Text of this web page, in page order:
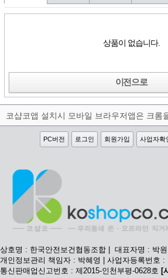
상품이 없습니다.
이전으로
PC버전 로그인 회원가입 사업자확
상호명 : 한국안전보건협동조합 | 대표자명 : 박
개인정보관리 책임자 : 박혜영 | 사업자등록번호 :
통신판매업신고번호 : 제2015-인천부평-0628호 [